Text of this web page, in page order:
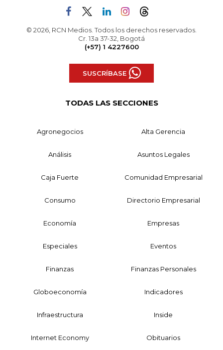
© 2026, RCN Medios. Todos los derechos reservados.
Cr. 13a 37-32, Bogotá
(+57) 1 4227600
SUSCRÍBASE
TODAS LAS SECCIONES
Agronegocios Alta Gerencia
Análisis Asuntos Legales
Caja Fuerte Comunidad Empresarial
Consumo Directorio Empresarial
Economía Empresas
Especiales Eventos
Finanzas Finanzas Personales
Globoeconomía Indicadores
Infraestructura Inside
Internet Economy Obituarios